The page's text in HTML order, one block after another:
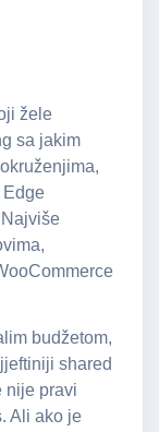
žele
sa jakim
Edge
budžetom,
shared
nije pravi
Ali ako je